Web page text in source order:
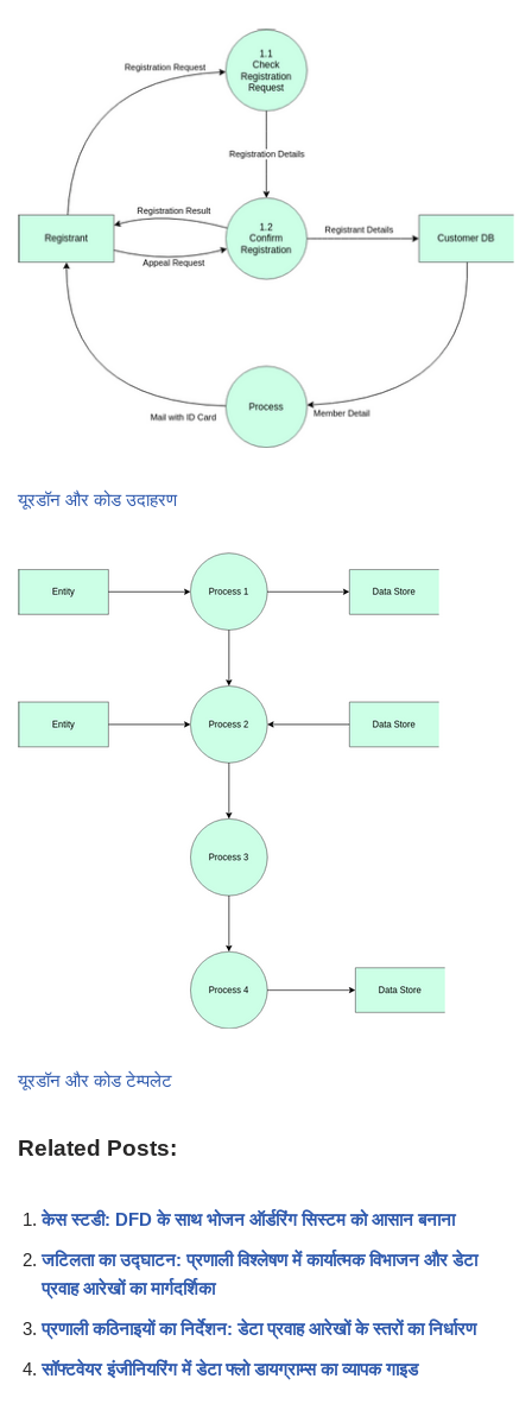
यूरडॉन और कोड उदाहरण
यूरडॉन और कोड टेम्पलेट
Related Posts:
केस स्टडी: DFD के साथ भोजन ऑर्डरिंग सिस्टम को आसान बनाना
जटिलता का उद्घाटन: प्रणाली विश्लेषण में कार्यात्मक विभाजन और डेटा
प्रवाह आरेखों का मार्गदर्शिका
प्रणाली कठिनाइयों का निर्देशन: डेटा प्रवाह आरेखों के स्तरों का निर्धारण
सॉफ्टवेयर इंजीनियरिंग में डेटा फ्लो डायग्राम्स का व्यापक गाइड